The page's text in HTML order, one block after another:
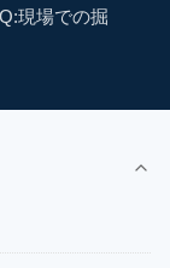
現場での掘